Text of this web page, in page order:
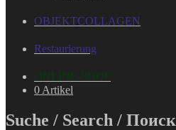
OBJEKTCOLLAGEN
Restaurierung
ONLINE-SHOP
0 Artikel
Suche / Search / Поиск